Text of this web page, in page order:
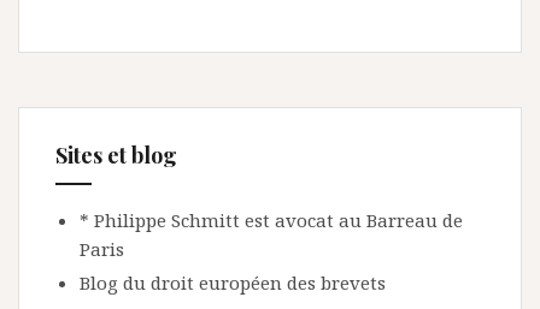
Sites et blog
* Philippe Schmitt est avocat au Barreau de
Paris
Blog du droit européen des brevets